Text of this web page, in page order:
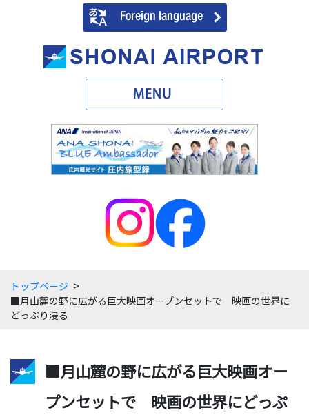
トップページ >
■月山麓の野に広がる巨大映画オープンセットで 映画の世界に
どっぷり浸る
■月山麓の野に広がる巨大映画オー
プンセットで 映画の世界にどっぷ